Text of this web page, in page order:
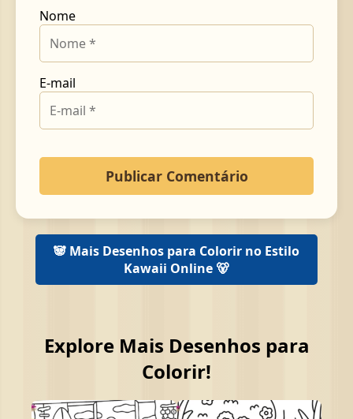
Nome
E-mail
🐼 Mais Desenhos para Colorir no Estilo
Kawaii Online 🐻
Explore Mais Desenhos para
Colorir!